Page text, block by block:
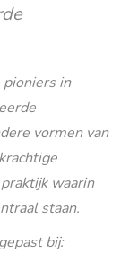
in
vormen van
waarin
staan.
bij: